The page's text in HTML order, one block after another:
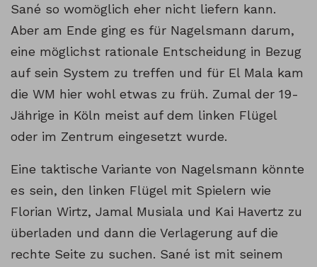
Sané so womöglich eher nicht liefern kann.
Aber am Ende ging es für Nagelsmann darum,
eine möglichst rationale Entscheidung in Bezug
auf sein System zu treffen und für El Mala kam
die WM hier wohl etwas zu früh. Zumal der 19-
Jährige in Köln meist auf dem linken Flügel
oder im Zentrum eingesetzt wurde.
Eine taktische Variante von Nagelsmann könnte
es sein, den linken Flügel mit Spielern wie
Florian Wirtz, Jamal Musiala und Kai Havertz zu
überladen und dann die Verlagerung auf die
rechte Seite zu suchen. Sané ist mit seinem